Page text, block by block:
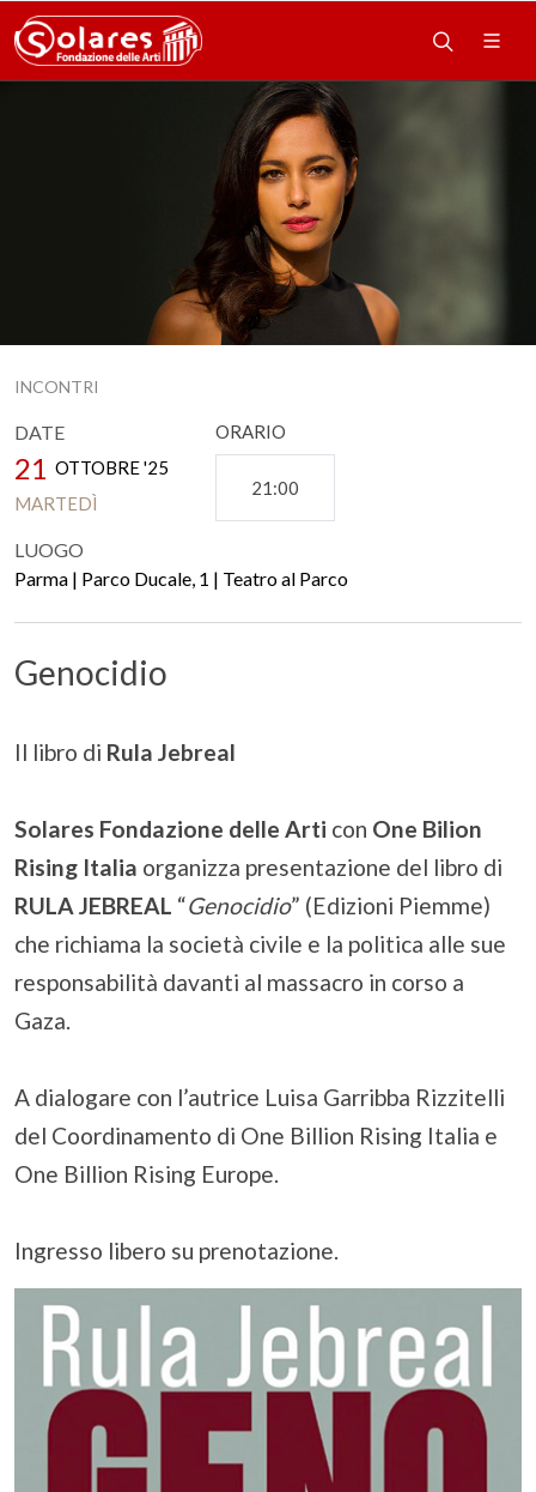
INCONTRI
DATE
21 OTTOBRE '25
MARTEDÌ
ORARIO
21:00
LUOGO
Parma | Parco Ducale, 1 | Teatro al Parco
Genocidio
Il libro di Rula Jebreal
Solares Fondazione delle Arti con One Bilion
Rising Italia organizza presentazione del libro di
RULA JEBREAL “Genocidio” (Edizioni Piemme)
che richiama la società civile e la politica alle sue
responsabilità davanti al massacro in corso a
Gaza.
A dialogare con l’autrice Luisa Garribba Rizzitelli
del Coordinamento di One Billion Rising Italia e
One Billion Rising Europe.
Ingresso libero su prenotazione.